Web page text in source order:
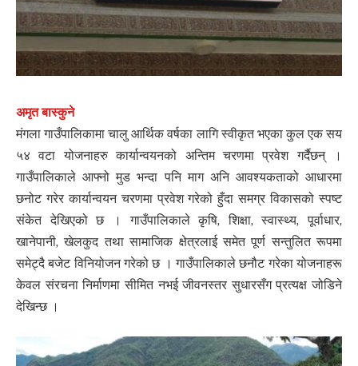
अमृत बास्कुने
मंगला गाउँपालिकामा चालु आर्थिक वर्षका लागि स्वीकृत भएका कुल एक सय
५४ वटा योजनाहरु कार्यान्वयनको अन्तिम चरणमा प्रवेश गर्दैछन् ।
गाउँपालिकाले आफ्नो मुड भन्दा पनि माग अनि आवश्यकताको आधारमा
छनोट गरेर कार्यान्वयन चरणमा प्रवेश गरेको हुँदा समग्र विकासको स्पष्ट
संकेत देखिएको छ । गाउँपालिकाले कृषि, शिक्षा, स्वास्थ्य, पूर्वाधार,
खानेपानी, खेलकुद तथा सामाजिक क्षेत्रलाई समेत पूर्ण सन्तुलित रूपमा
समेट्दै बजेट विनियोजन गरेको छ । गाउँपालिकाले छनौट गरेका योजनाहरू
केवल संरचना निर्माणमा सीमित नभई जीवनस्तर सुधारसँग प्रत्यक्ष जोडिने
देखिन्छ ।